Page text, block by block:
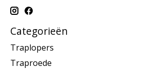
Categorieën
Traplopers
Traproede